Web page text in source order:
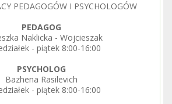
PEDAGOGÓW I PSYCHOLOGÓW
PEDAGOG
Naklicka - Wojcieszak
- piątek 8:00-16:00
PSYCHOLOG
Bazhena Rasilevich
- piątek 8:00-16:00